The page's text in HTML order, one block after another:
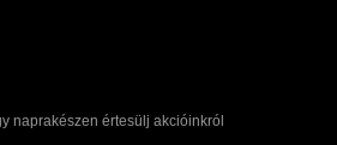
naprakészen értesülj akcióinkról